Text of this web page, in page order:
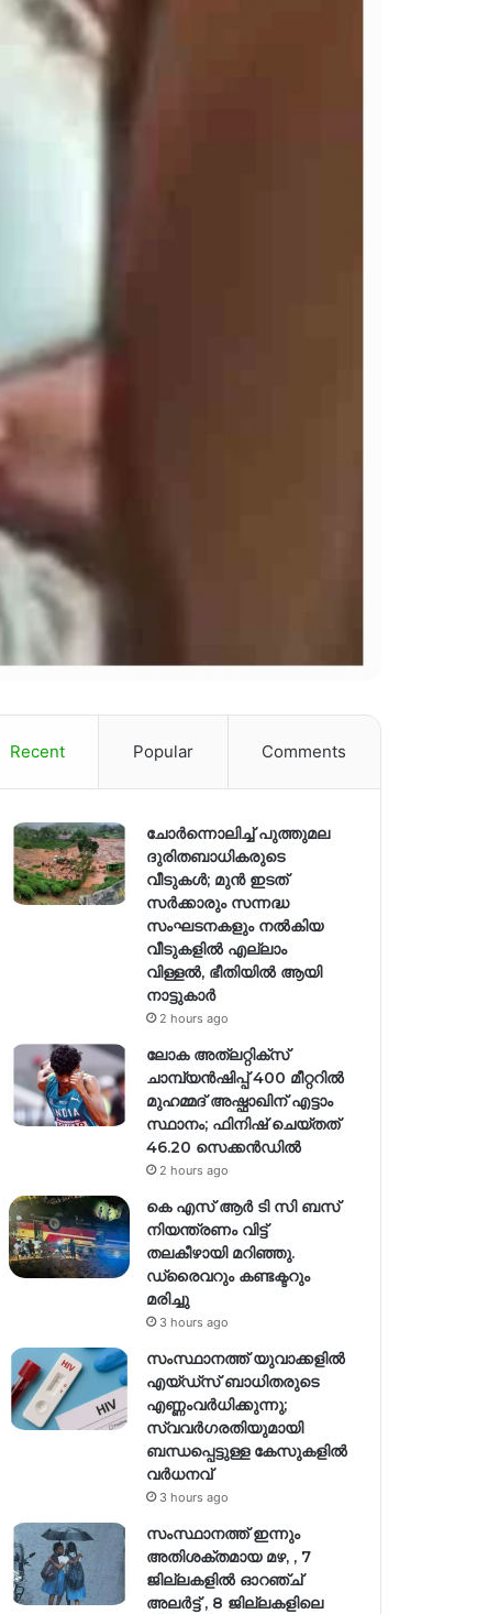
Recent Popular Comments
ചോർന്നൊലിച്ച് പുത്തുമല
ദുരിതബാധികരുടെ
വീടുകൾ; മുൻ ഇടത്
സർക്കാരും സന്നദ്ധ
സംഘടനകളും നൽകിയ
വീടുകളിൽ എല്ലാം
വിള്ളൽ, ഭീതിയിൽ ആയി
നാട്ടുകാർ
2 hours ago
ലോക അത്‌ലറ്റിക്‌സ്
ചാമ്പ്യൻഷിപ്പ് 400 മീറ്ററിൽ
മുഹമ്മദ് അഷ്ഫാഖിന് എട്ടാം
സ്ഥാനം; ഫിനിഷ് ചെയ്തത്
46.20 സെക്കൻഡിൽ
2 hours ago
കെ എസ് ആർ ടി സി ബസ്
നിയന്ത്രണം വിട്ട്
തലകീഴായി മറിഞ്ഞു.
ഡ്രൈവറും കണ്ടക്ടറും
മരിച്ചു
3 hours ago
സംസ്ഥാനത്ത് യുവാക്കളിൽ
എയ്ഡ്സ് ബാധിതരുടെ
എണ്ണംവർധിക്കുന്നു;
സ്വവർഗരതിയുമായി
ബന്ധപ്പെട്ടുള്ള കേസുകളിൽ
വര്‍ധനവ്
3 hours ago
സംസ്ഥാനത്ത് ഇന്നും
അതിശക്തമായ മഴ, , 7
ജില്ലകളിൽ ഓറഞ്ച്
അലർട്ട് , 8 ജില്ലകളിലെ